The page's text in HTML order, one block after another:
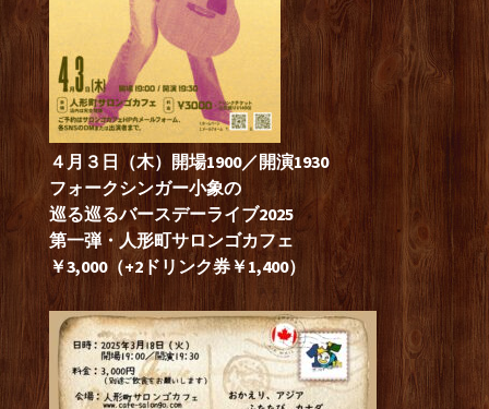
４月３日（木）開場1900／開演1930
フォークシンガー小象の
巡る巡るバースデーライブ2025
第一弾・人形町サロンゴカフェ
￥3,000（+2ドリンク券￥1,400）